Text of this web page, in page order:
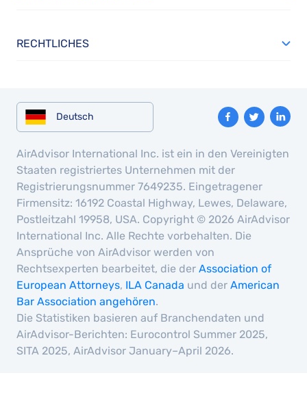
RECHTLICHES
Deutsch
AirAdvisor International Inc. ist ein in den Vereinigten
Staaten registriertes Unternehmen mit der
Registrierungsnummer 7649235. Eingetragener
Firmensitz: 16192 Coastal Highway, Lewes, Delaware,
Postleitzahl 19958, USA. Copyright © 2026 AirAdvisor
International Inc. Alle Rechte vorbehalten. Die
Ansprüche von AirAdvisor werden von
Rechtsexperten bearbeitet, die der Association of
European Attorneys, ILA Canada und der American
Bar Association angehören.
Die Statistiken basieren auf Branchendaten und
AirAdvisor-Berichten: Eurocontrol Summer 2025,
SITA 2025, AirAdvisor January–April 2026.